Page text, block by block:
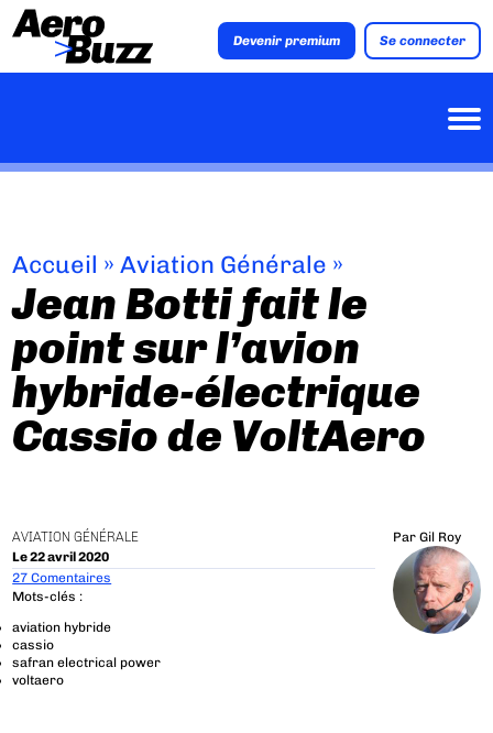
Devenir premium Se connecter
Accueil »Aviation Générale »
Jean Botti fait le
point sur l’avion
hybride-électrique
Cassio de VoltAero
AVIATION GÉNÉRALE
Le 22 avril 2020
Par Gil Roy
27 Comentaires
Mots-clés :
aviation hybride
cassio
safran electrical power
voltaero